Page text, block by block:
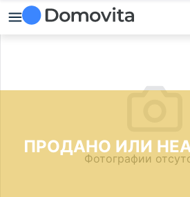
ПРОДАНО ИЛИ
Фотографии